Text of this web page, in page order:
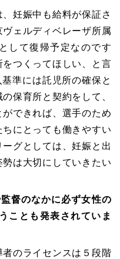
妊娠中も給料が保証さ
ェルディベレーザ所属
して復帰予定なのです
つくってほしい、と言
準には託児所の確保と
保育所と契約をして、
できれば、選手のため
にとっても働きやすい
グとしては、妊娠と出
は大切にしていきたい
督のなかに必ず女性の
ことも発表されていま
のライセンスは５段階